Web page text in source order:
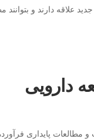
دارند و بتوانند
دارویی
مطالعات پایداری